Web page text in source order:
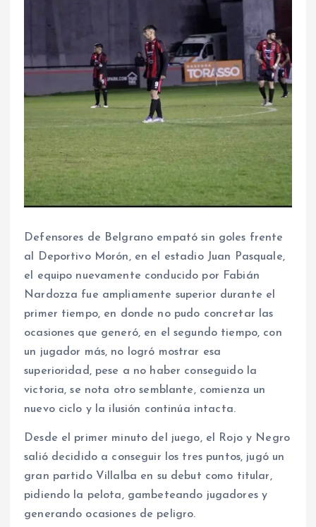
Defensores de Belgrano empató sin goles frente
al Deportivo Morón, en el estadio Juan Pasquale,
el equipo nuevamente conducido por Fabián
Nardozza fue ampliamente superior durante el
primer tiempo, en donde no pudo concretar las
ocasiones que generó, en el segundo tiempo, con
un jugador más, no logró mostrar esa
superioridad, pese a no haber conseguido la
victoria, se nota otro semblante, comienza un
nuevo ciclo y la ilusión continúa intacta.
Desde el primer minuto del juego, el Rojo y Negro
salió decidido a conseguir los tres puntos, jugó un
gran partido Villalba en su debut como titular,
pidiendo la pelota, gambeteando jugadores y
generando ocasiones de peligro.